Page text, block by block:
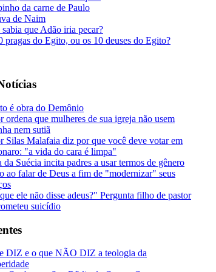
da carne de Paulo
de Naim
sabia que Adão iria pecar?
pragas do Egito, ou os 10 deuses do Egito?
é obra do Demônio
ordena que mulheres de sua igreja não usem
nem sutiã
Silas Malafaia diz por que você deve votar em
"a vida do cara é limpa"
da Suécia incita padres a usar termos de gênero
ao falar de Deus a fim de "modernizar" seus
ele não disse adeus?" Pergunta filho de pastor
suicídio
DIZ e o que NÃO DIZ a teologia da